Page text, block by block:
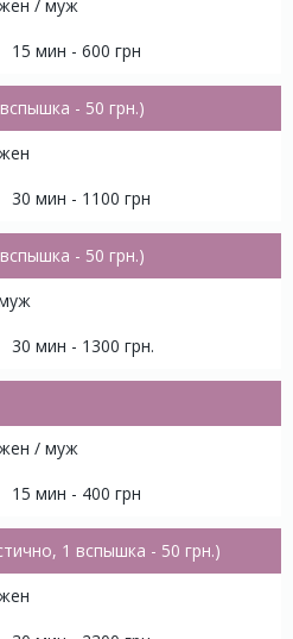
/ муж
15 мин - 600 грн
- 50 грн.)
30 мин - 1100 грн
- 50 грн.)
30 мин - 1300 грн.
/ муж
15 мин - 400 грн
1 вспышка - 50 грн.)